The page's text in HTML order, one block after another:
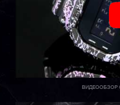
ВИДЕООБЗОР